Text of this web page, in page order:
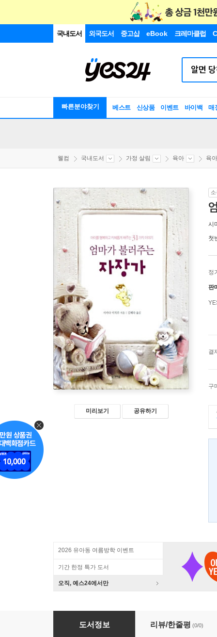
국내도서 외국도서 중고샵 eBook 크레마클럽
빠른분야찾기 베스트 신상품 이벤트 바이백 매
웰컴 국내도서 가정 살림 육아 육
미리보기 공유하기
시
첫
정
판
결
구
2026 유아동 여름방학 이벤트
기간 한정 특가 도서
오직, 예스24에서만
엄마가 불러주는 자장가
도서정보 리뷰/한줄평 (0/0)